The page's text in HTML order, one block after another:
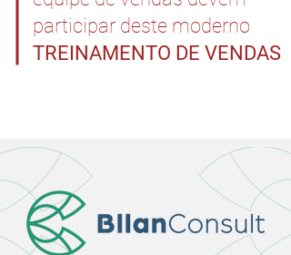
participar deste moderno
TREINAMENTO DE VENDAS